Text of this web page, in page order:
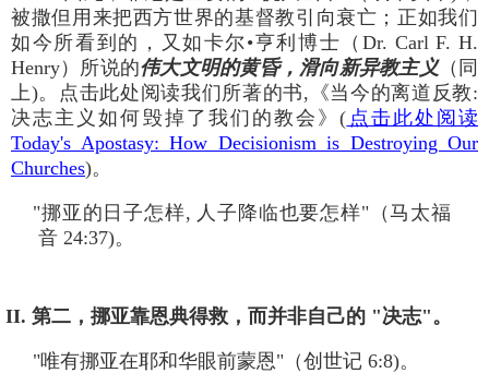
被撒但用来把西方世界的基督教引向衰亡；正如我们
如今所看到的，又如卡尔•亨利博士（Dr. Carl F. H.
Henry）所说的伟大文明的黄昏，滑向新异教主义（同
上)。点击此处阅读我们所著的书,《当今的离道反教:
决志主义如何毁掉了我们的教会》( 点击此处阅读
Today's Apostasy: How Decisionism is Destroying Our
Churches)。
"挪亚的日子怎样, 人子降临也要怎样"（马太福
音 24:37)。
II. 第二，挪亚靠恩典得救，而并非自己的 "决志"。
"唯有挪亚在耶和华眼前蒙恩"（创世记 6:8)。